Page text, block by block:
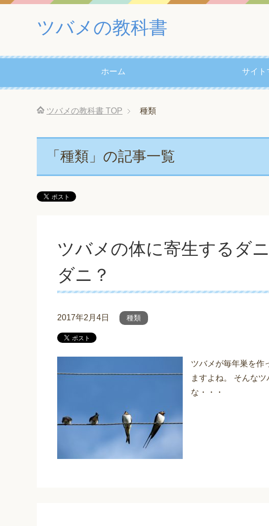
ツバメの教科書
ホーム サイト
ツバメの教科書 TOP 種類
「種類」の記事一覧
ツバメの体に寄生するダ
ダニ？
2017年2月4日 種類
ツバメが毎年巣を作
ますよね。 そんな
な・・・